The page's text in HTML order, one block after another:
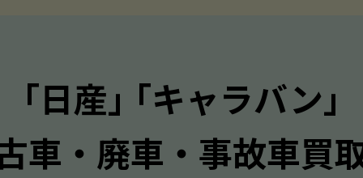
｢日産｣ ｢キャラバン｣
車・廃車・事故車買